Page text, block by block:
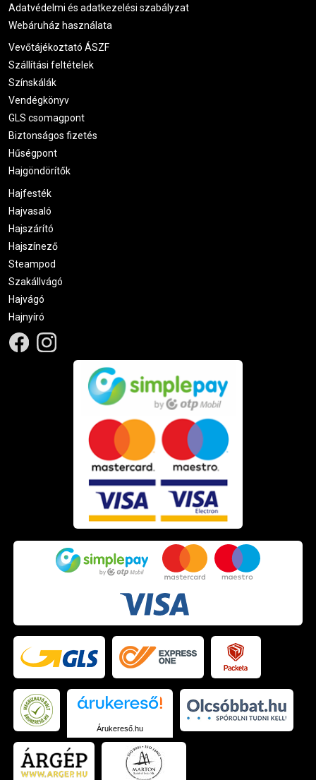
Adatvédelmi és adatkezelési szabályzat
Webáruház használata
Vevőtájékoztató ÁSZF
Szállítási feltételek
Színskálák
Vendégkönyv
GLS csomagpont
Biztonságos fizetés
Hűségpont
Hajgöndörítők
Hajfesték
Hajvasaló
Hajszárító
Hajszínező
Steampod
Szakállvágó
Hajvágó
Hajnyíró
Árukereső.hu